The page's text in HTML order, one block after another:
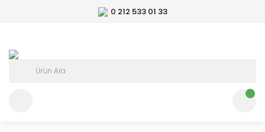
0 212 533 01 33